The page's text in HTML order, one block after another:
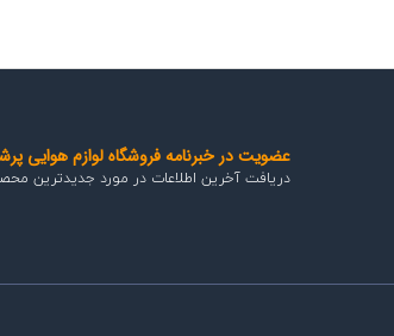
عضویت در خبرنامه فروشگاه لوازم هوایی
دریافت آخرین اطلاعات در مورد جدیدترین